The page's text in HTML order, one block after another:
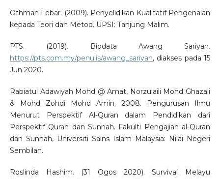
Othman Lebar. (2009). Penyelidikan Kualitatif Pengenalan
kepada Teori dan Metod. UPSI: Tanjung Malim.
PTS. (2019). Biodata Awang Sariyan.
https://pts.com.my/penulis/awang_sariyan, diakses pada 15
Jun 2020.
Rabiatul Adawiyah Mohd @ Amat, Norzulaili Mohd Ghazali
& Mohd Zohdi Mohd Amin. 2008. Pengurusan Ilmu
Menurut Perspektif Al-Quran dalam Pendidikan dari
Perspektif Quran dan Sunnah. Fakulti Pengajian al-Quran
dan Sunnah, Universiti Sains Islam Malaysia: Nilai Negeri
Sembilan.
Roslinda Hashim. (31 Ogos 2020). Survival Melayu